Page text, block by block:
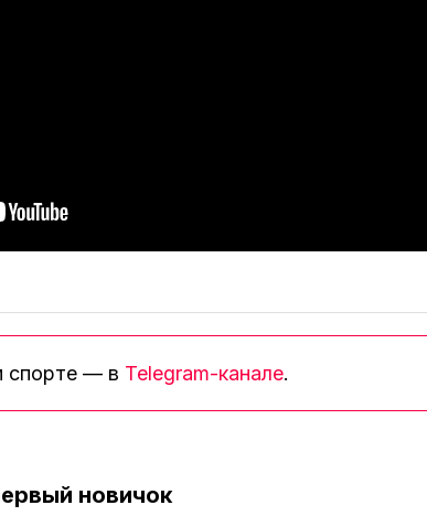
спорте — в Telegram-канале.
новичок